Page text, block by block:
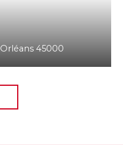
Orléans 45000